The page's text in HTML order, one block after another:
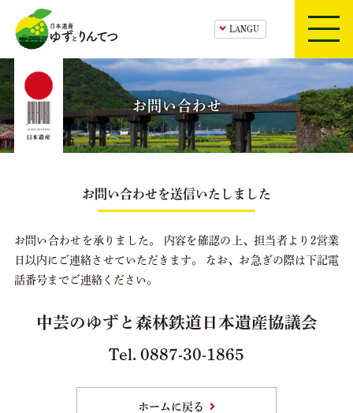
HOME
ゆずとりんてつ
構成文化財紹介
ツアー・体験プログラム
お問い合わせ
お問い合わせを送信いたしました
お問い合わせを承りました。
内容を確認の上、担当者より2営業
日以内にご連絡させていただきます。
なお、お急ぎの際は下記電
話番号までご連絡ください。
中芸のゆずと森林鉄道日本遺産協議会
Tel. 0887-30-1865
ホームに戻る